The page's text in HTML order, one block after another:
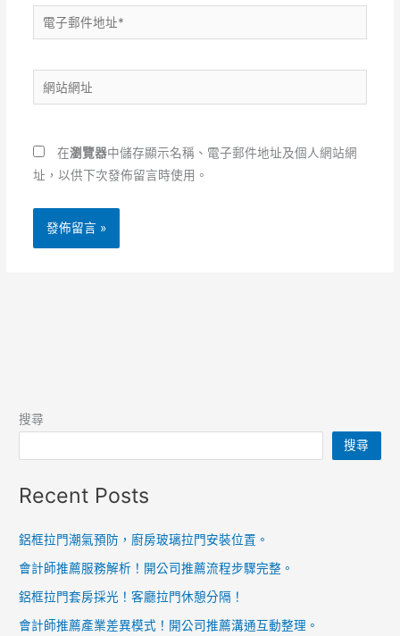
電
子
件
地
*
站
址
在瀏覽器中儲存顯示名稱、電子郵件地址及個人網站網
址，以供下次發佈留言時使用。
搜尋
搜尋
Recent Posts
鋁框拉門潮氣預防，廚房玻璃拉門安裝位置。
會計師推薦服務解析！開公司推薦流程步驟完整。
鋁框拉門套房採光！客廳拉門休憩分隔！
會計師推薦產業差異模式！開公司推薦溝通互動整理。